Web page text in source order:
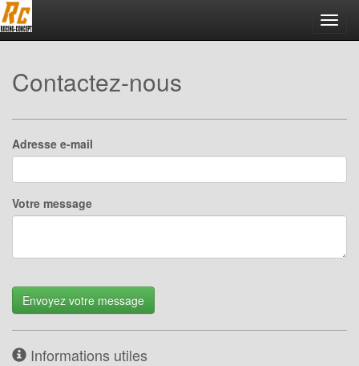
Contactez-nous
Adresse e-mail
Votre message
Envoyez votre message
Informations utiles